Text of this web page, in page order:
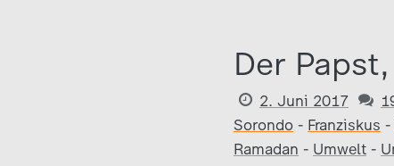
Der
2. Juni 2017
Sorondo - Franziskus -
Ramadan - Umwelt -